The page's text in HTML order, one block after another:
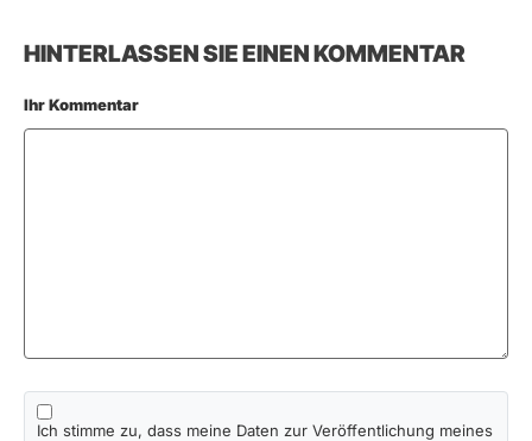
HINTERLASSEN SIE EINEN KOMMENTAR
Ihr Kommentar
Ich stimme zu, dass meine Daten zur Veröffentlichung meines